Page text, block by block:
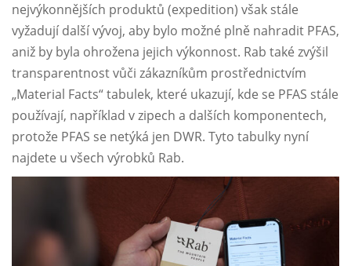
nejvýkonnějších produktů (expedition) však stále
vyžadují další vývoj, aby bylo možné plně nahradit PFAS,
aniž by byla ohrožena jejich výkonnost. Rab také zvýšil
transparentnost vůči zákazníkům prostřednictvím
„Material Facts“ tabulek, které ukazují, kde se PFAS stále
používají, například v zipech a dalších komponentech,
protože PFAS se netýká jen DWR. Tyto tabulky nyní
najdete u všech výrobků Rab.